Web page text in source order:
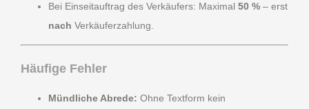
Bei Einseitauftrag des Verkäufers: Maximal 50 % – erst
nach Verkäuferzahlung.
Häufige Fehler
Mündliche Abrede: Ohne Textform kein